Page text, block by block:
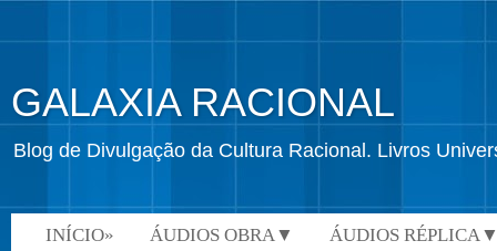
GALAXIA RACIONAL
Blog de Divulgação da Cultura Racional. Livros
INÍCIO» ÁUDIOS OBRA▼ ÁUDIOS